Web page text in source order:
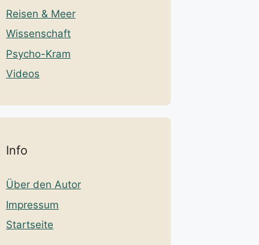
Reisen & Meer
Wissenschaft
Psycho-Kram
Videos
Info
Über den Autor
Impressum
Startseite